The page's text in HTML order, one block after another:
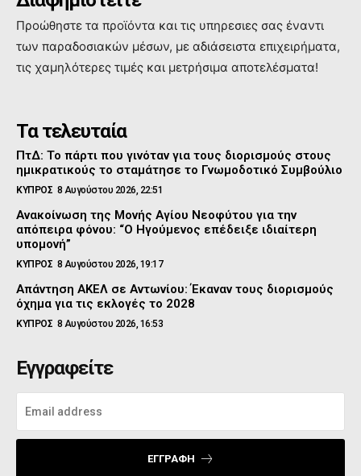
Προώθηστε τα προϊόντα και τις υπηρεσιες σας έναντι
των παραδοσιακών μέσων, με αδιάσειστα επιχειρήματα,
τις χαμηλότερες τιμές και μετρήσιμα αποτελέσματα!
Τα τελευταία
ΠτΔ: Το πάρτι που γινόταν για τους διορισμούς στους
ημικρατικούς το σταμάτησε το Γνωμοδοτικό Συμβούλιο
ΚΥΠΡΟΣ 8 Αυγούστου 2026, 22:51
Ανακοίνωση της Μονής Αγίου Νεοφύτου για την
απόπειρα φόνου: “Ο Ηγούμενος επέδειξε ιδιαίτερη
υπομονή”
ΚΥΠΡΟΣ 8 Αυγούστου 2026, 19:17
Απάντηση ΑΚΕΛ σε Αντωνίου: Έκαναν τους διορισμούς
όχημα για τις εκλογές το 2028
ΚΥΠΡΟΣ 8 Αυγούστου 2026, 16:53
Εγγραφείτε
ΕΓΓΡΑΦΉ